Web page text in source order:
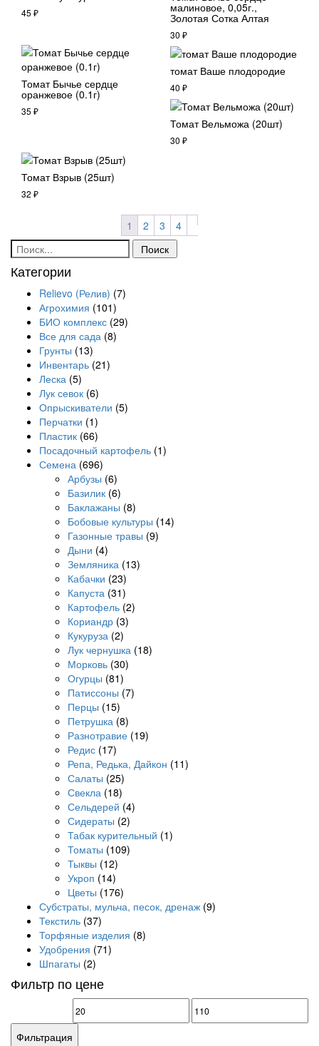
45 ₽ малиновое, 0,05г.,
Золотая Сотка Алтая
30 ₽
Томат Бычье сердце
оранжевое (0.1г)
35 ₽
томат Ваше плодородие
40 ₽
Томат Вельможа (20шт)
30 ₽
Томат Взрыв (25шт)
32 ₽
1 2 3
4
Поиск:
Категории
Relievo (Релив) (7)
Агрохимия (101)
БИО комплекс (29)
Все для сада (8)
Грунты (13)
Инвентарь (21)
Леска (5)
Лук севок (6)
Опрыскиватели (5)
Перчатки (1)
Пластик (66)
Посадочный картофель (1)
Семена (696)
Арбузы (6)
Базилик (6)
Баклажаны (8)
Бобовые культуры (14)
Газонные травы (9)
Дыни (4)
Земляника (13)
Кабачки (23)
Капуста (31)
Картофель (2)
Кориандр (3)
Кукуруза (2)
Лук чернушка (18)
Морковь (30)
Огурцы (81)
Патиссоны (7)
Перцы (15)
Петрушка (8)
Разнотравие (19)
Редис (17)
Репа, Редька, Дайкон (11)
Салаты (25)
Свекла (18)
Сельдерей (4)
Сидераты (2)
Табак курительный (1)
Томаты (109)
Тыквы (12)
Укроп (14)
Цветы (176)
Субстраты, мульча, песок, дренаж (9)
Текстиль (37)
Торфяные изделия (8)
Удобрения (71)
Шпагаты (2)
Фильтр по цене
Минимальная
цена
Максимальная
Фильтрация